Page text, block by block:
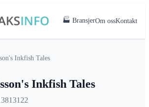
🏭 BransjerOm ossKontakt
Inkfish Tales
Inkfish Tales